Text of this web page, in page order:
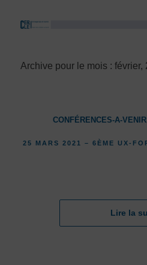
Archive pour le mois : février,
CONFÉRENCES-A-VENIR
25 MARS 2021 – 6ÈME UX-
Lire la